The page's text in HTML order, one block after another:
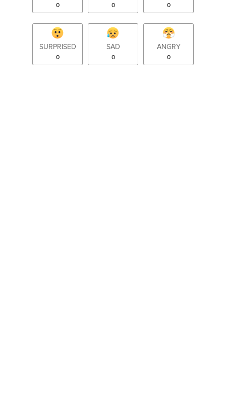
0 0 0
SURPRISED
0
SAD
0
ANGRY
0